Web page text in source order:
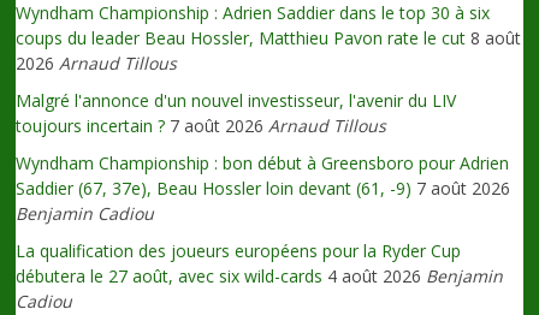
Wyndham Championship : Adrien Saddier dans le top 30 à six
coups du leader Beau Hossler, Matthieu Pavon rate le cut 8 août
2026 Arnaud Tillous
Malgré l'annonce d'un nouvel investisseur, l'avenir du LIV
toujours incertain ? 7 août 2026 Arnaud Tillous
Wyndham Championship : bon début à Greensboro pour Adrien
Saddier (67, 37e), Beau Hossler loin devant (61, -9) 7 août 2026
Benjamin Cadiou
La qualification des joueurs européens pour la Ryder Cup
débutera le 27 août, avec six wild-cards 4 août 2026 Benjamin
Cadiou